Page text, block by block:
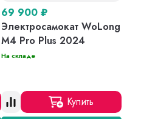
69 900 ₽
Электросамокат WoLong
M4 Pro Plus 2024
На складе
Купить